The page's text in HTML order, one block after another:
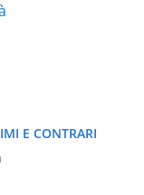
E CONTRARI